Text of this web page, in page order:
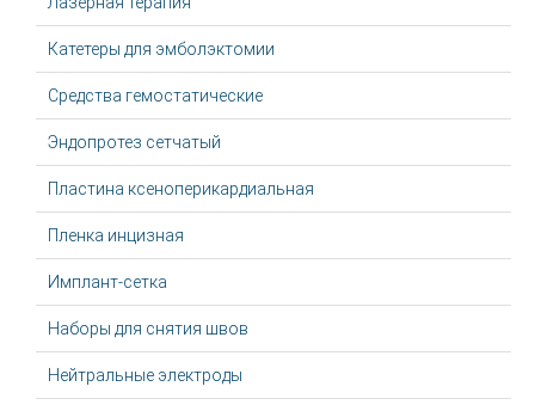
Катетеры для эмболэктомии
Средства гемостатические
Эндопротез сетчатый
Пластина ксеноперикардиальная
Пленка инцизная
Имплант-сетка
Наборы для снятия швов
Нейтральные электроды